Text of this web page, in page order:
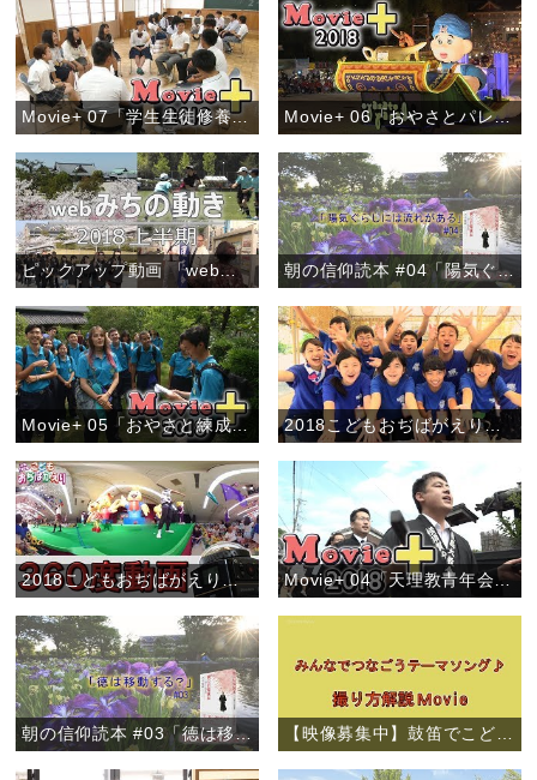
Movie+ 07「学生生徒修養会 高校の部」 Movie+ 06「おやさとパレード～きらびやかなフロート～」
ピックアップ動画 「webみちの動き 2018上半期」 朝の信仰読本 #04「陽気ぐらしには流れがある」
Movie+ 05「おやさと練成会」 2018こどもおぢばがえり事前企画「わかぎおぢばひのきしん－人のために尽くすよろこび－」
2018こどもおぢばがえり事前企画「VR体験で夏を先取り！」 Movie+ 04「天理教青年会 全世界一斉布教月間」
朝の信仰読本 #03「徳は移動する？」 【映像募集中】鼓笛でこどもおぢばがえりテーマソング♪